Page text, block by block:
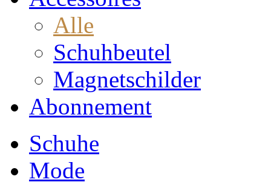
Alle
Schuhbeutel
Magnetschilder
Abonnement
Schuhe
Mode